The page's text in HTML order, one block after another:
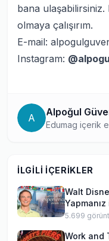
bana ulaşabilirsiniz.
olmaya çalışırım.
E-mail:
Instagram:
A Alpoğul
Edumag içerik
İLGILI İÇERIKLER
Walt
5.699
Work and